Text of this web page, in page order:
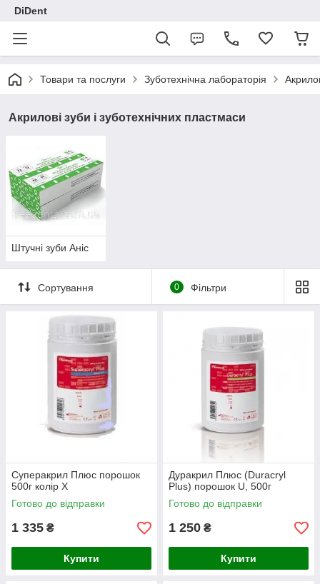
DiDent
Товари та послуги Зуботехнічна лабораторія
Акрилові зуби і зуботехнічних пластмаси
Штучні зуби Аніс
Сортування 0 Фільтри
Суперакрил Плюс порошок
500г колір Х
Готово до відправки
1 335 ₴
Купити
Дуракрил Плюс (Duracryl
Plus) порошок U, 500г
Готово до відправки
1 250 ₴
Купити